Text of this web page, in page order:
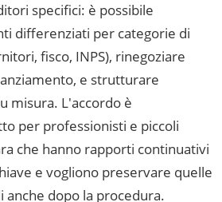
specifici: è possibile
differenziati per categorie di
fisco, INPS), rinegoziare
e strutturare
misura. L'accordo è
per professionisti e piccoli
che hanno rapporti continuativi
e vogliono preservare quelle
anche dopo la procedura.